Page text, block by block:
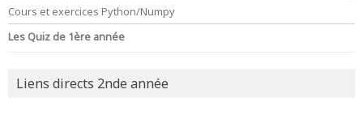
Cours et exercices Python/Numpy
Les Quiz de 1ère année
Liens directs 2nde année